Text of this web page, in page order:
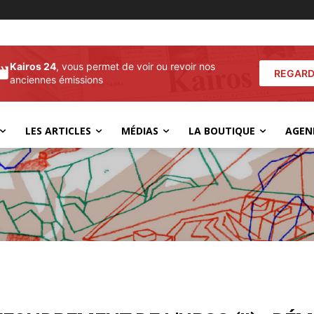
Kairos 24, vous permet de voir ou revoir nos
anciennes émissions
LES ARTICLES MÉDIAS LA BOUTIQUE